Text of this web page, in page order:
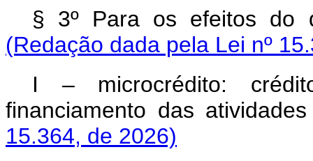
§ 3º Para os efeitos do
(Redação dada pela Lei nº
I – microcrédito:
financiamento das
15.364, de 2026)